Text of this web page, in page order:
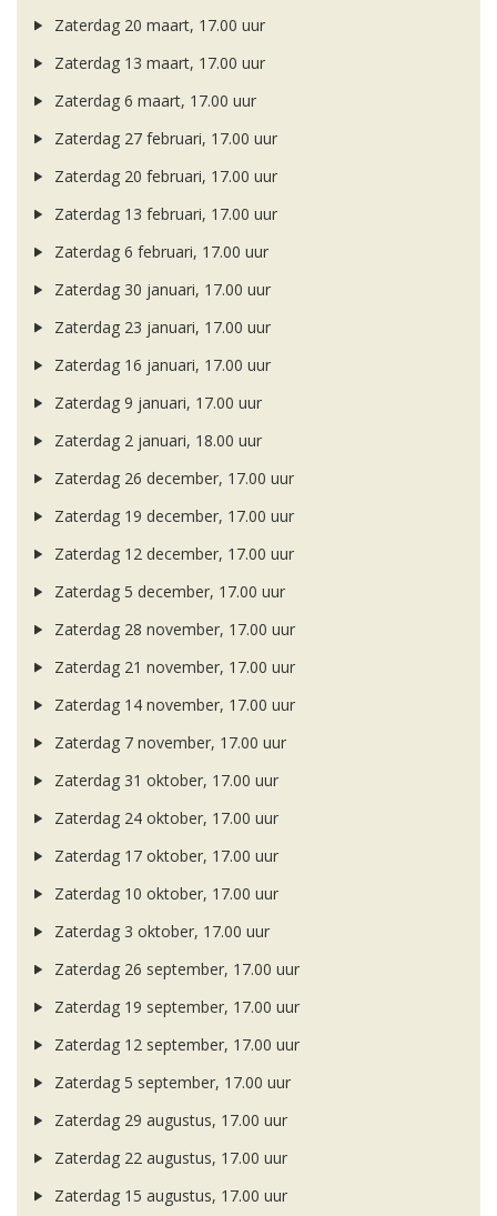
Zaterdag 20 maart, 17.00 uur
Zaterdag 13 maart, 17.00 uur
Zaterdag 6 maart, 17.00 uur
Zaterdag 27 februari, 17.00 uur
Zaterdag 20 februari, 17.00 uur
Zaterdag 13 februari, 17.00 uur
Zaterdag 6 februari, 17.00 uur
Zaterdag 30 januari, 17.00 uur
Zaterdag 23 januari, 17.00 uur
Zaterdag 16 januari, 17.00 uur
Zaterdag 9 januari, 17.00 uur
Zaterdag 2 januari, 18.00 uur
Zaterdag 26 december, 17.00 uur
Zaterdag 19 december, 17.00 uur
Zaterdag 12 december, 17.00 uur
Zaterdag 5 december, 17.00 uur
Zaterdag 28 november, 17.00 uur
Zaterdag 21 november, 17.00 uur
Zaterdag 14 november, 17.00 uur
Zaterdag 7 november, 17.00 uur
Zaterdag 31 oktober, 17.00 uur
Zaterdag 24 oktober, 17.00 uur
Zaterdag 17 oktober, 17.00 uur
Zaterdag 10 oktober, 17.00 uur
Zaterdag 3 oktober, 17.00 uur
Zaterdag 26 september, 17.00 uur
Zaterdag 19 september, 17.00 uur
Zaterdag 12 september, 17.00 uur
Zaterdag 5 september, 17.00 uur
Zaterdag 29 augustus, 17.00 uur
Zaterdag 22 augustus, 17.00 uur
Zaterdag 15 augustus, 17.00 uur